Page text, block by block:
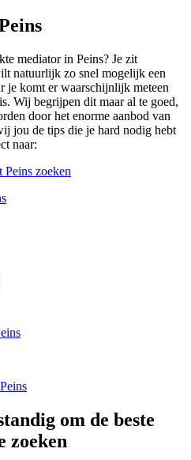
mediator in Peins? Je zit
natuurlijk zo snel mogelijk een
je komt er waarschijnlijk meteen
Wij begrijpen dit maar al te goed,
door het enorme aanbod van
jou de tips die je hard nodig hebt
naar:
Peins zoeken
om de beste
zoeken